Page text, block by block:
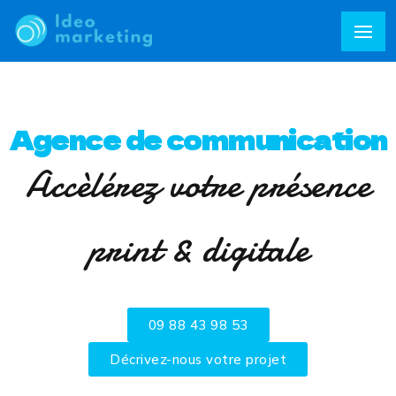
Agence de communication
Accèlérez votre présence
print & digitale
09 88 43 98 53
Décrivez-nous votre projet